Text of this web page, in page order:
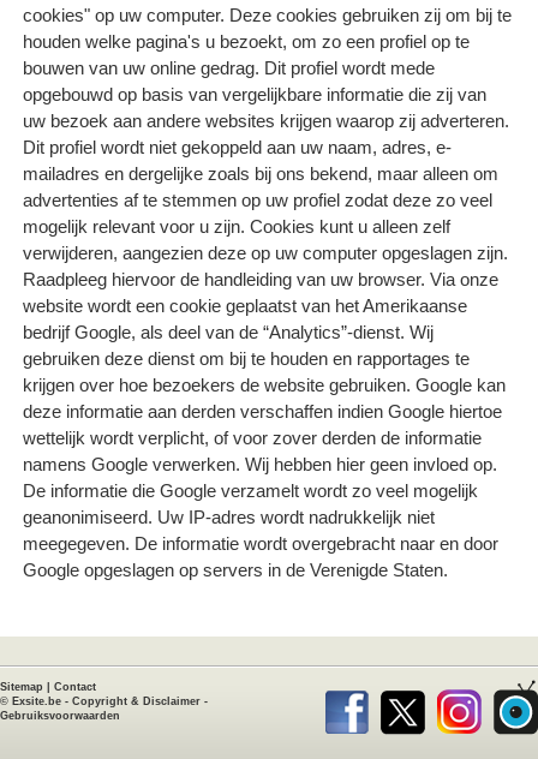
cookies" op uw computer. Deze cookies gebruiken zij om bij te
houden welke pagina's u bezoekt, om zo een profiel op te
bouwen van uw online gedrag. Dit profiel wordt mede
opgebouwd op basis van vergelijkbare informatie die zij van
uw bezoek aan andere websites krijgen waarop zij adverteren.
Dit profiel wordt niet gekoppeld aan uw naam, adres, e-
mailadres en dergelijke zoals bij ons bekend, maar alleen om
advertenties af te stemmen op uw profiel zodat deze zo veel
mogelijk relevant voor u zijn. Cookies kunt u alleen zelf
verwijderen, aangezien deze op uw computer opgeslagen zijn.
Raadpleeg hiervoor de handleiding van uw browser. Via onze
website wordt een cookie geplaatst van het Amerikaanse
bedrijf Google, als deel van de “Analytics”-dienst. Wij
gebruiken deze dienst om bij te houden en rapportages te
krijgen over hoe bezoekers de website gebruiken. Google kan
deze informatie aan derden verschaffen indien Google hiertoe
wettelijk wordt verplicht, of voor zover derden de informatie
namens Google verwerken. Wij hebben hier geen invloed op.
De informatie die Google verzamelt wordt zo veel mogelijk
geanonimiseerd. Uw IP-adres wordt nadrukkelijk niet
meegegeven. De informatie wordt overgebracht naar en door
Google opgeslagen op servers in de Verenigde Staten.
Sitemap
Contact
© Exsite.be - Copyright & Disclaimer -
Gebruiksvoorwaarden